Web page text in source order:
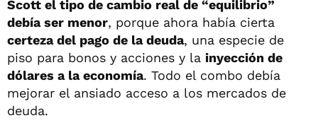
Scott el tipo de cambio real de “equilibrio”
debía ser menor, porque ahora había cierta
certeza del pago de la deuda, una especie de
piso para bonos y acciones y la inyección de
dólares a la economía. Todo el combo debía
mejorar el ansiado acceso a los mercados de
deuda.